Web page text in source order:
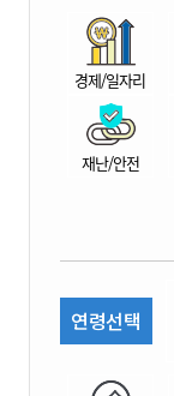
경제/일자리
재난/안전
연령선택